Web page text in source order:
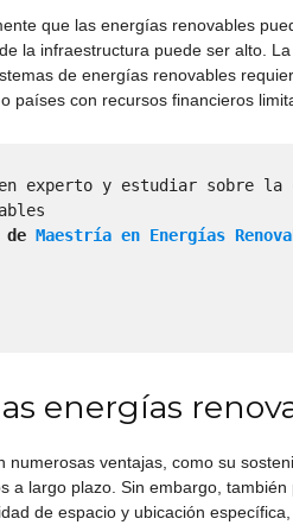
que las energías renovables
la infraestructura puede ser alto.
de energías renovables
países con recursos financieros
experto y estudiar sobre
de Maestría en Energías
energías
numerosas ventajas, como su
a largo plazo. Sin embargo,
de espacio y ubicación